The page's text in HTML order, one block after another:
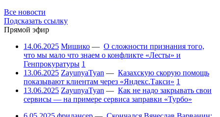
Все новости
Подсказать ссылку
Прямой эфир
14.06.2025 Мишико — О сложности признания того,
что мы мало что знаем о конфликте «Лесты» и
Генпрокуратуры 1
13.06.2025 ZayunyaTyan — Казахскую скорую помощь
показывают клиентам через «Яндекс.Такси» 1
13.06.2025 ZayunyaTyan — Как не надо закрывать свои
сервисы — на примере сервиса заправки «Турбо»